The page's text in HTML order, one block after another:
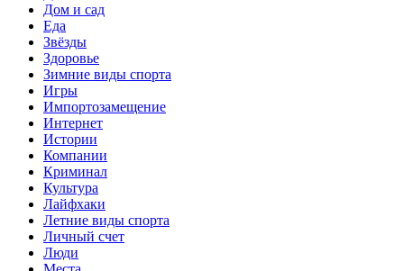
Дом и сад
Еда
Звёзды
Здоровье
Зимние виды спорта
Игры
Импортозамещение
Интернет
Истории
Компании
Криминал
Культура
Лайфхаки
Летние виды спорта
Личный счет
Люди